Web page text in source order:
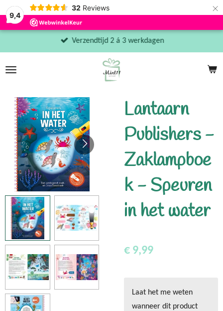
9,4
32 Reviews ×
Verzendtijd 2 á 3 werkdagen
Lantaarn
Publishers -
Zaklampboe
k - Speuren
in het water
€ 9,99
Laat het me weten
wanneer dit product